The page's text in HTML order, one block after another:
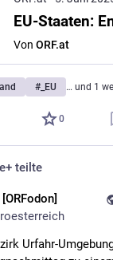
Von ORF.at
# _EU … und 1
0
teilte
Urfahr-